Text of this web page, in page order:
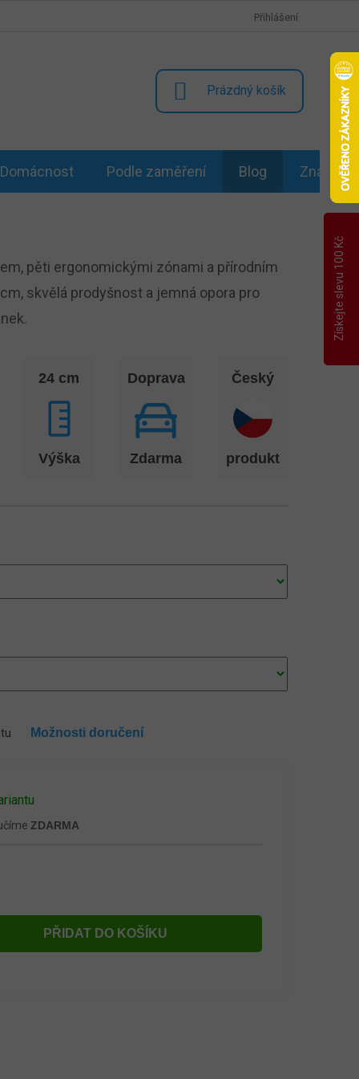
Přihlášení
NÁKUPNÍ
KOŠÍK
Prázdný košík
Domácnost Podle zaměření Blog Značky
ZDARMA
PŘIDAT DO KOŠÍKU
Možnosti doručení
pěti ergonomickými zónami a přírodním
skvělá prodyšnost a jemná opora pro
24 cm
Výška
Doprava
Zdarma
Český
produkt
Získejte slevu 100 Kč